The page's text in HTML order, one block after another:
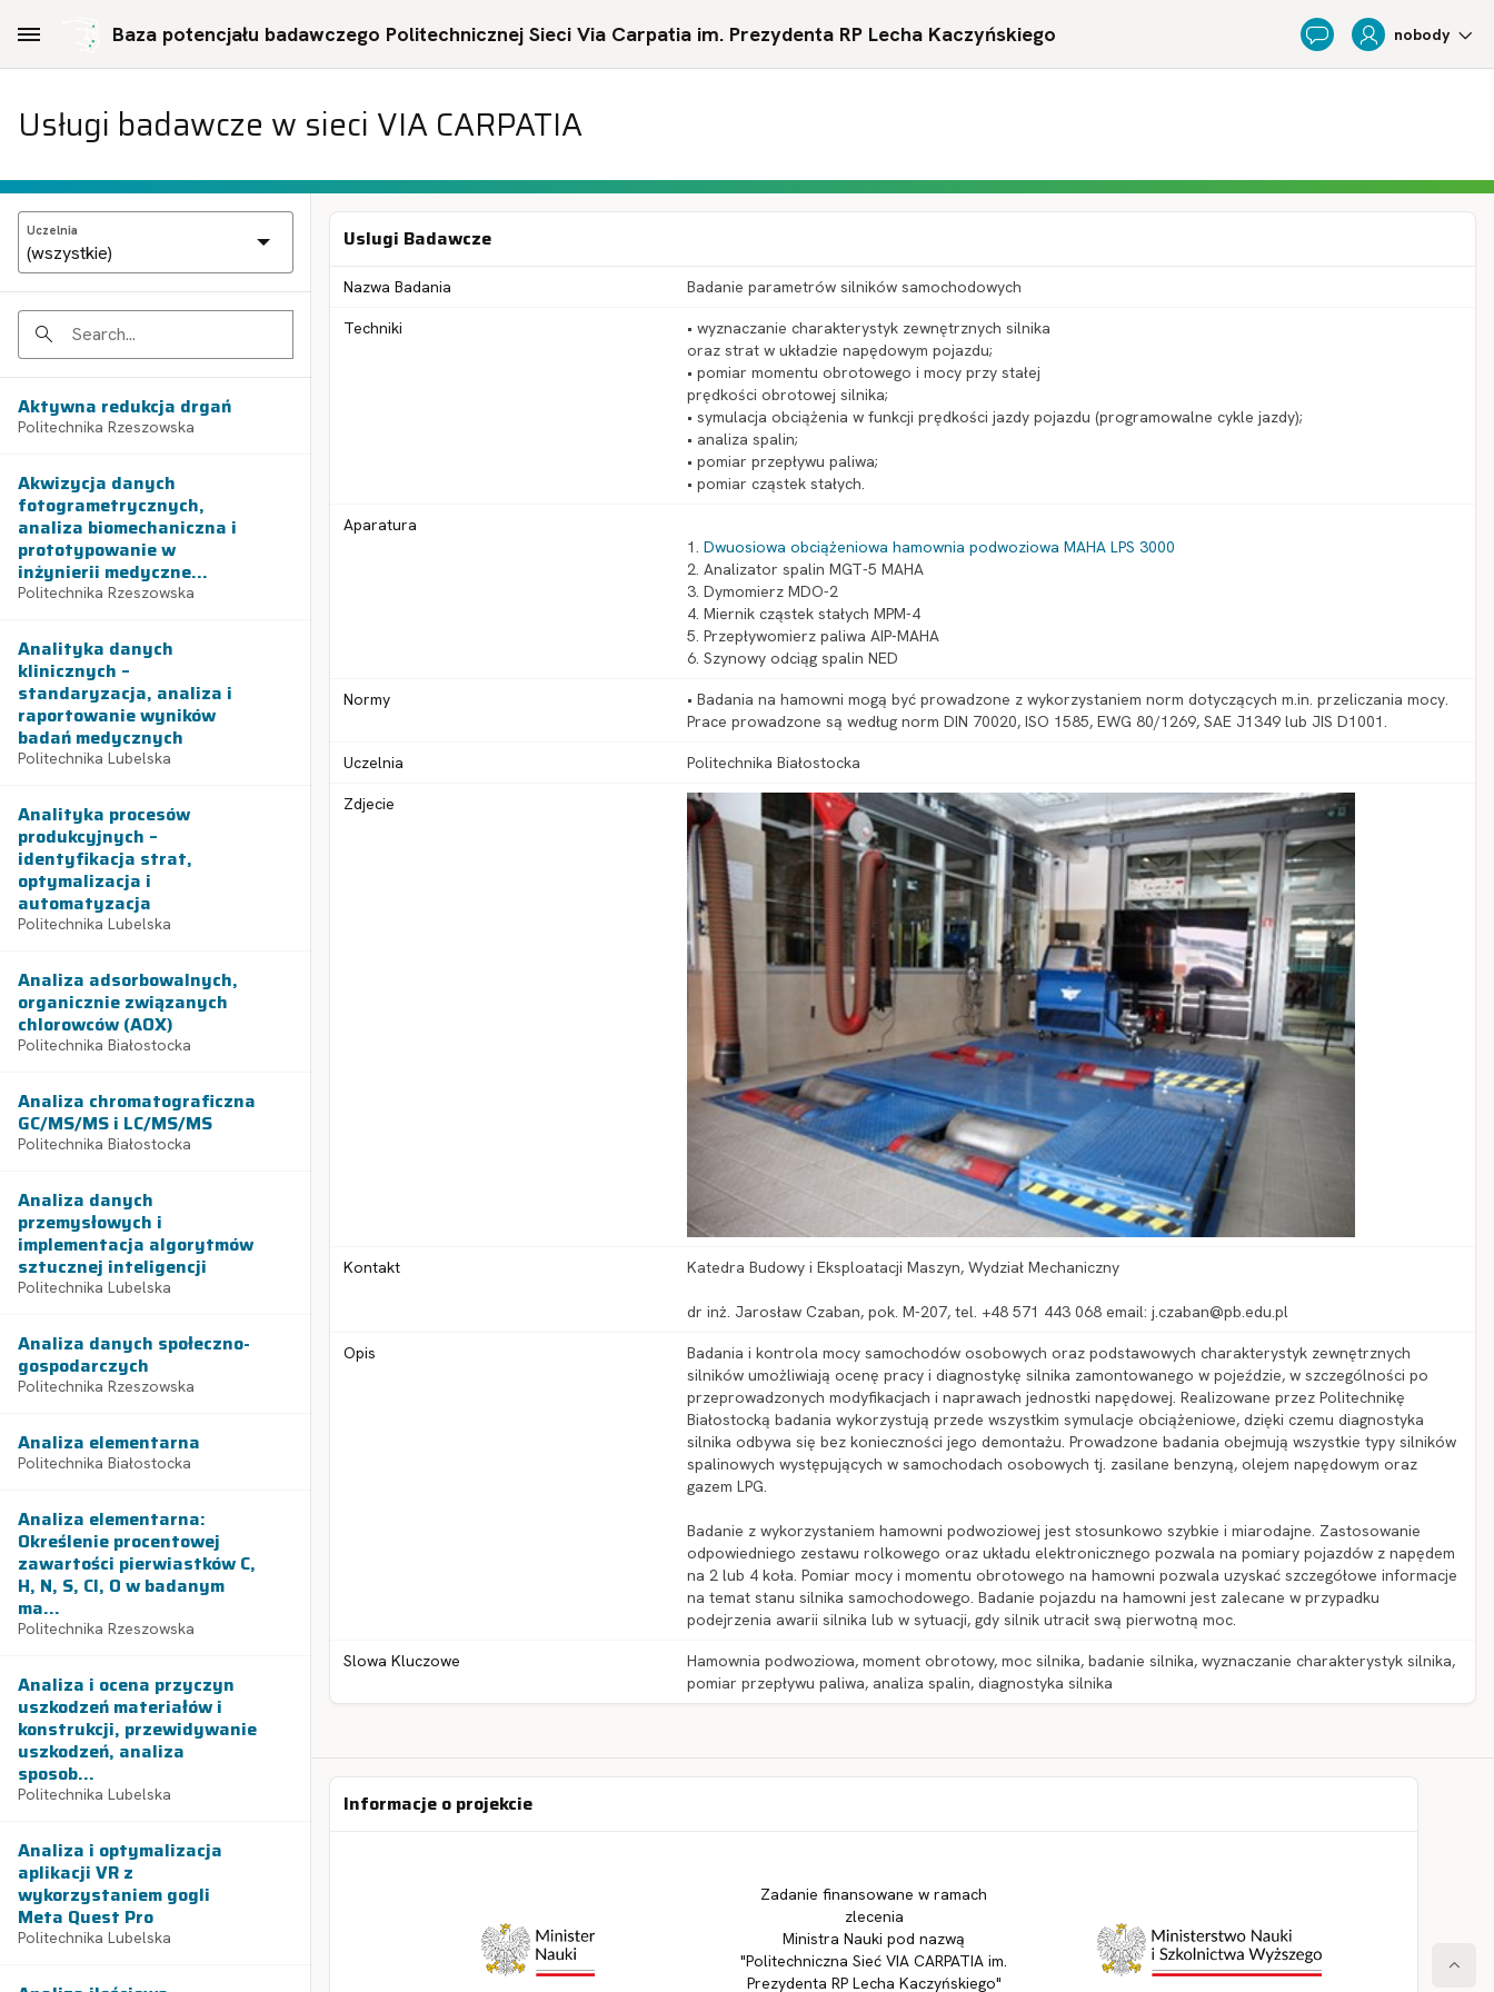
Baza potencjału badawczego Politechnicznej Sieci Via Carpatia im. Prezydenta RP Lecha Kaczyńskiego Feedback nobody
Usługi badawcze w sieci VIA CARPATIA
Uczelnia
Search
Aktywna redukcja drgań
Politechnika Rzeszowska
Akwizycja danych
fotogrametrycznych,
analiza biomechaniczna i
prototypowanie w
inżynierii medyczne...
Politechnika Rzeszowska
Analityka danych
klinicznych –
standaryzacja, analiza i
raportowanie wyników
badań medycznych
Politechnika Lubelska
Analityka procesów
produkcyjnych –
identyfikacja strat,
optymalizacja i
automatyzacja
Politechnika Lubelska
Analiza adsorbowalnych,
organicznie związanych
chlorowców (AOX)
Politechnika Białostocka
Analiza chromatograficzna
GC/MS/MS i LC/MS/MS
Politechnika Białostocka
Analiza danych
przemysłowych i
implementacja algorytmów
sztucznej inteligencji
Politechnika Lubelska
Analiza danych społeczno-
gospodarczych
Politechnika Rzeszowska
Analiza elementarna
Politechnika Białostocka
Analiza elementarna:
Określenie procentowej
zawartości pierwiastków C,
H, N, S, Cl, O w badanym
ma...
Politechnika Rzeszowska
Analiza i ocena przyczyn
uszkodzeń materiałów i
konstrukcji, przewidywanie
uszkodzeń, analiza
sposob...
Politechnika Lubelska
Analiza i optymalizacja
aplikacji VR z
wykorzystaniem gogli
Meta Quest Pro
Politechnika Lubelska
Uslugi Badawcze
Nazwa Badania Badanie parametrów silników samochodowych
Techniki
• wyznaczanie charakterystyk zewnętrznych silnika
oraz strat w układzie napędowym pojazdu;
• pomiar momentu obrotowego i mocy przy stałej
prędkości obrotowej silnika;
• symulacja obciążenia w funkcji prędkości jazdy pojazdu (programowalne cykle jazdy);
• analiza spalin;
• pomiar przepływu paliwa;
• pomiar cząstek stałych.
Aparatura
1. Dwuosiowa obciążeniowa hamownia podwoziowa MAHA LPS 3000
2. Analizator spalin MGT-5 MAHA
3. Dymomierz MDO-2
4. Miernik cząstek stałych MPM-4
5. Przepływomierz paliwa AIP-MAHA
Normy
• Badania na hamowni mogą być prowadzone z wykorzystaniem norm dotyczących m.in. przeliczania mocy.
Prace prowadzone są według norm DIN 70020, ISO 1585, EWG 80/1269, SAE J1349 lub JIS D1001.
Uczelnia Politechnika Białostocka
Zdjecie
Kontakt Katedra Budowy i Eksploatacji Maszyn, Wydział Mechaniczny
dr inż. Jarosław Czaban, pok. M-207, tel. +48 571 443 068 email: j.czaban@pb.edu.pl
Opis
Badania i kontrola mocy samochodów osobowych oraz podstawowych charakterystyk zewnętrznych
silników umożliwiają ocenę pracy i diagnostykę silnika zamontowanego w pojeździe, w szczególności po
przeprowadzonych modyfikacjach i naprawach jednostki napędowej. Realizowane przez Politechnikę
Białostocką badania wykorzystują przede wszystkim symulacje obciążeniowe, dzięki czemu diagnostyka
silnika odbywa się bez konieczności jego demontażu. Prowadzone badania obejmują wszystkie typy silników
spalinowych występujących w samochodach osobowych tj. zasilane benzyną, olejem napędowym oraz
gazem LPG.
Badanie z wykorzystaniem hamowni podwoziowej jest stosunkowo szybkie i miarodajne. Zastosowanie
odpowiedniego zestawu rolkowego oraz układu elektronicznego pozwala na pomiary pojazdów z napędem
na 2 lub 4 koła. Pomiar mocy i momentu obrotowego na hamowni pozwala uzyskać szczegółowe informacje
na temat stanu silnika samochodowego. Badanie pojazdu na hamowni jest zalecane w przypadku
podejrzenia awarii silnika lub w sytuacji, gdy silnik utracił swą pierwotną moc.
Slowa Kluczowe
Hamownia podwoziowa, moment obrotowy, moc silnika, badanie silnika, wyznaczanie charakterystyk silnika,
pomiar przepływu paliwa, analiza spalin, diagnostyka silnika
Informacje o projekcie
Zadanie finansowane w ramach
zlecenia
Ministra Nauki pod nazwą
"Politechniczna Sieć VIA CARPATIA im.
Prezydenta RP Lecha Kaczyńskiego"